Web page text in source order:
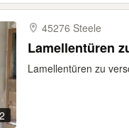
2
45276 Steele
Lamellentüren
Lamellentüren zu